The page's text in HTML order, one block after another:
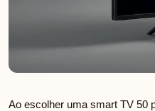
Ao escolher uma smart TV 50